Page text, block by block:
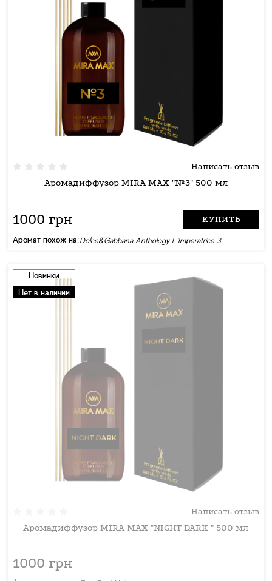
Написать отзыв
Аромадиффузор MIRA MAX "№3" 500 мл
1000 грн КУПИТЬ
Аромат похож на:Dolce&Gabbana Anthology L`Imperatrice 3
Новинки
Нет в наличии
Написать отзыв
Аромадиффузор MIRA MAX "NIGHT DARK " 500 мл
1000 грн